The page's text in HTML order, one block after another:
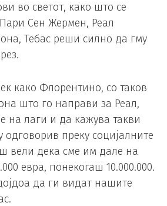
во светот, како што се
Сен Жермен, Реал
Тебас реши силно да гму
како Флорентино, со таков
што го направи за Реал,
на лаги и да кажува такви
преку социјалните
вели дека сме им дале на
евра, понекогаш 10.000.000.
да ги видат нашите